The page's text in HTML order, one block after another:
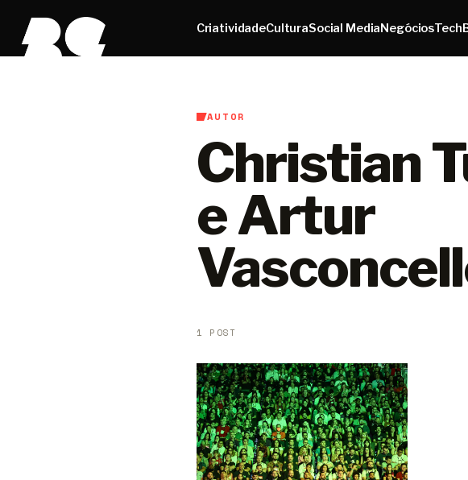
CriatividadeCulturaSocial MediaNegóciosTech
AUTOR
Christian
e Artur
1 POST